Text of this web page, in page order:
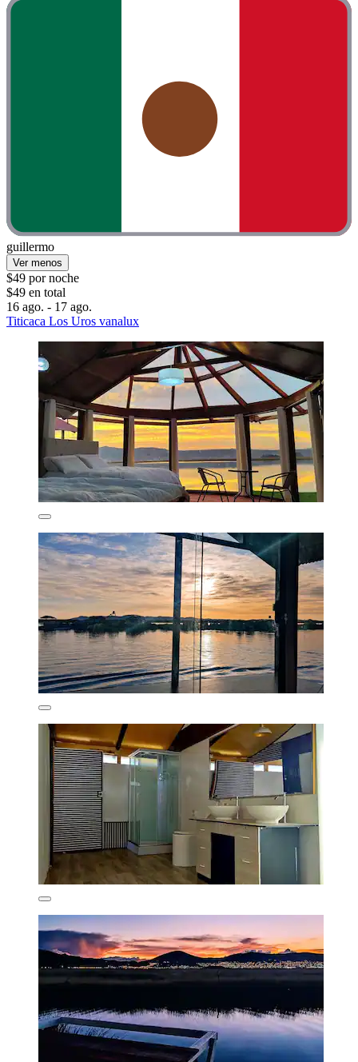
guillermo
Ver menos
$49 por noche
$49 en total
16 ago. - 17 ago.
Titicaca Los Uros vanalux